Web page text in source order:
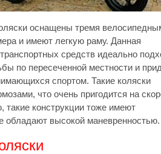
оснащены тремя
и имеют легкую раму. Данная
средств идеально
по пересеченной местности и
спортом. Такие коляски
что очень пригодится на
такие конструкции тоже имеют
обладают высокой маневренностью.